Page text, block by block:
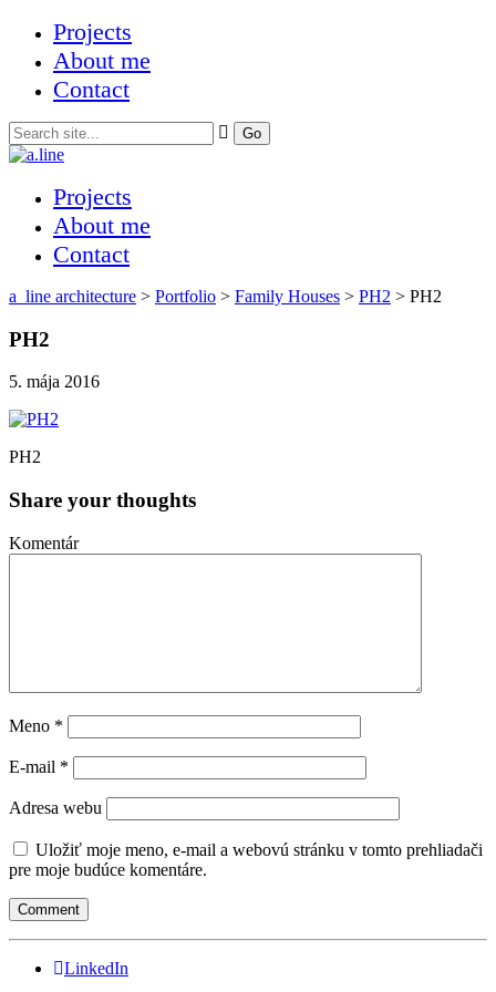
Projects
About me
Contact
Projects
About me
Contact
a_line architecture > Portfolio > Family Houses > PH2 > PH2
PH2
5. mája 2016
PH2
Share your thoughts
Komentár
Meno *
E-mail *
Adresa webu
Uložiť moje meno, e-mail a webovú stránku v tomto prehliadači
pre moje budúce komentáre.
LinkedIn